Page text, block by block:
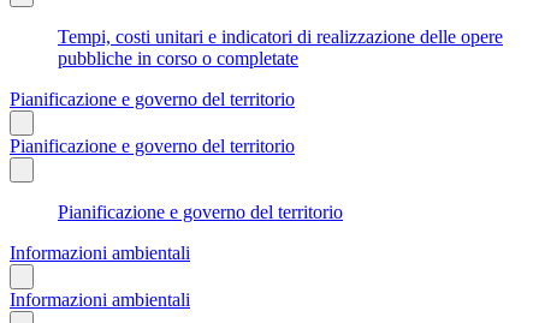
Tempi, costi unitari e indicatori di realizzazione delle opere
pubbliche in corso o completate
Pianificazione e governo del territorio
Pianificazione e governo del territorio
Pianificazione e governo del territorio
Informazioni ambientali
Informazioni ambientali